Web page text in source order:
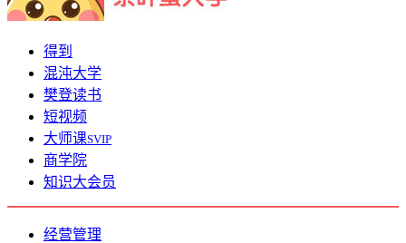
得到
混沌大学
樊登读书
短视频
大师课SVIP
商学院
知识大会员
经营管理